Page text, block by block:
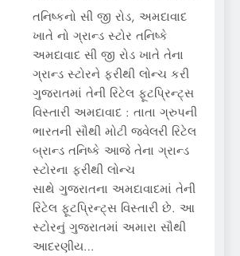
તનિષ્કનો સી જી રોડ, અમદાવાદ
ખાતે નો ગ્રાન્ડ સ્ટોર તનિષ્કે
અમદાવાદ સી જી રોડ ખાતે તેના
ગ્રાન્ડ સ્ટોરને ફરીથી લોન્ચ કરી
ગુજરાતમાં તેની રિટેલ ફૂટપ્રિન્ટ્સ
વિસ્તારી અમદાવાદ : તાતા ગ્રુપની
ભારતની સૌથી મોટી જ્વેલરી રિટેલ
બ્રાન્ડ તનિષ્કે આજે તેના ગ્રાન્ડ
સ્ટોરના ફરીથી લોન્ચ
સાથે ગુજરાતના અમદાવાદમાં તેની
રિટેલ ફૂટપ્રિન્ટ્સ વિસ્તારી છે. આ
સ્ટોરનું ગુજરાતમાં અમારા સૌથી
આદરણીય…